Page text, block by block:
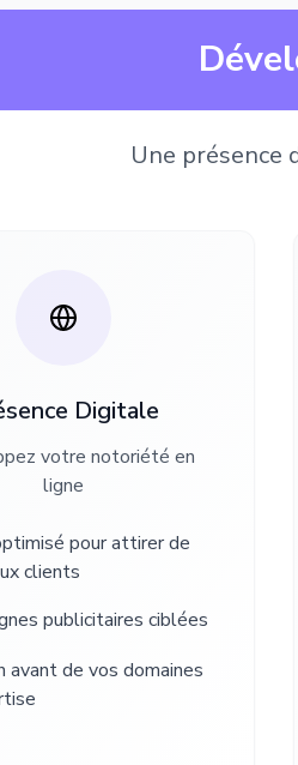
Une présence
Digitale
votre notoriété en
ligne
pour attirer de
clients
publicitaires ciblées
avant de vos domaines